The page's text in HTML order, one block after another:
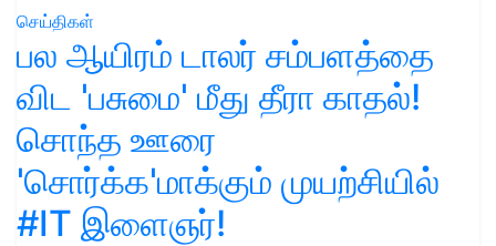
செய்திகள்
பல ஆயிரம் டாலர் சம்பளத்தை
விட 'பசுமை' மீது தீரா காதல்!
சொந்த ஊரை
'சொர்க்க'மாக்கும் முயற்சியில்
#IT இளைஞர்!